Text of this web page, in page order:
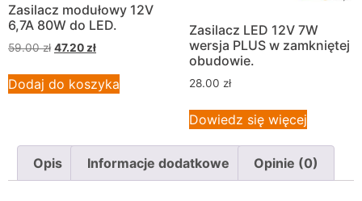
Zasilacz modułowy 12V
6,7A 80W do LED.
59.00zł 47.20 zł
Dodaj do koszyka
Zasilacz LED 12V 7W
wersja PLUS w zamkniętej
obudowie.
28.00 zł
Dowiedz się więcej
Opis Informacje dodatkowe Opinie (0)